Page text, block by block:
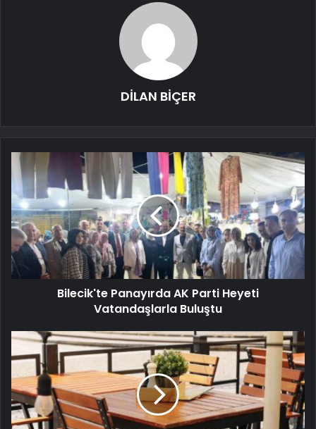
DİLAN BİÇER
Bilecik'te Panayırda AK Parti Heyeti
Vatandaşlarla Buluştu